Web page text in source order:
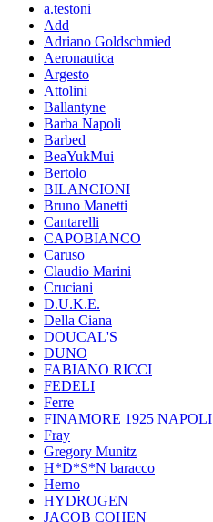
a.testoni
Add
Adriano Goldschmied
Aeronautica
Argesto
Attolini
Ballantyne
Barba Napoli
Barbed
BeaYukMui
Bertolo
BILANCIONI
Bruno Manetti
Cantarelli
CAPOBIANCO
Caruso
Claudio Marini
Cruciani
D.U.K.E.
Della Ciana
DOUCAL'S
DUNO
FABIANO RICCI
FEDELI
Ferre
FINAMORE 1925 NAPOLI
Fray
Gregory Munitz
H*D*S*N baracco
Herno
HYDROGEN
JACOB COHEN